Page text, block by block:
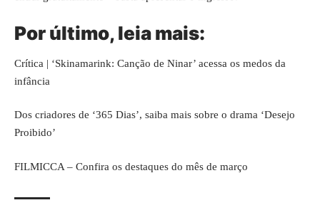
Por último, leia mais:
Crítica | ‘Skinamarink: Canção de Ninar’ acessa os medos da
infância
Dos criadores de ‘365 Dias’, saiba mais sobre o drama ‘Desejo
Proibido’
FILMICCA – Confira os destaques do mês de março